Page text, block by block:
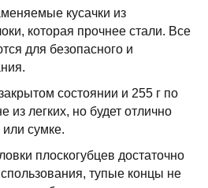
кусачки из
которая прочнее стали. Все
для безопасного и
состоянии и 255 г по
из легких, но будет отлично
сумке.
плоскогубцев достаточно
тупые концы не